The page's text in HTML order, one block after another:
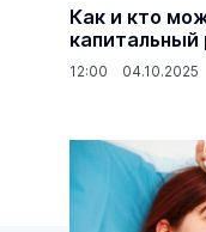
Как и кто
капитальный
12:00 04.10.2025